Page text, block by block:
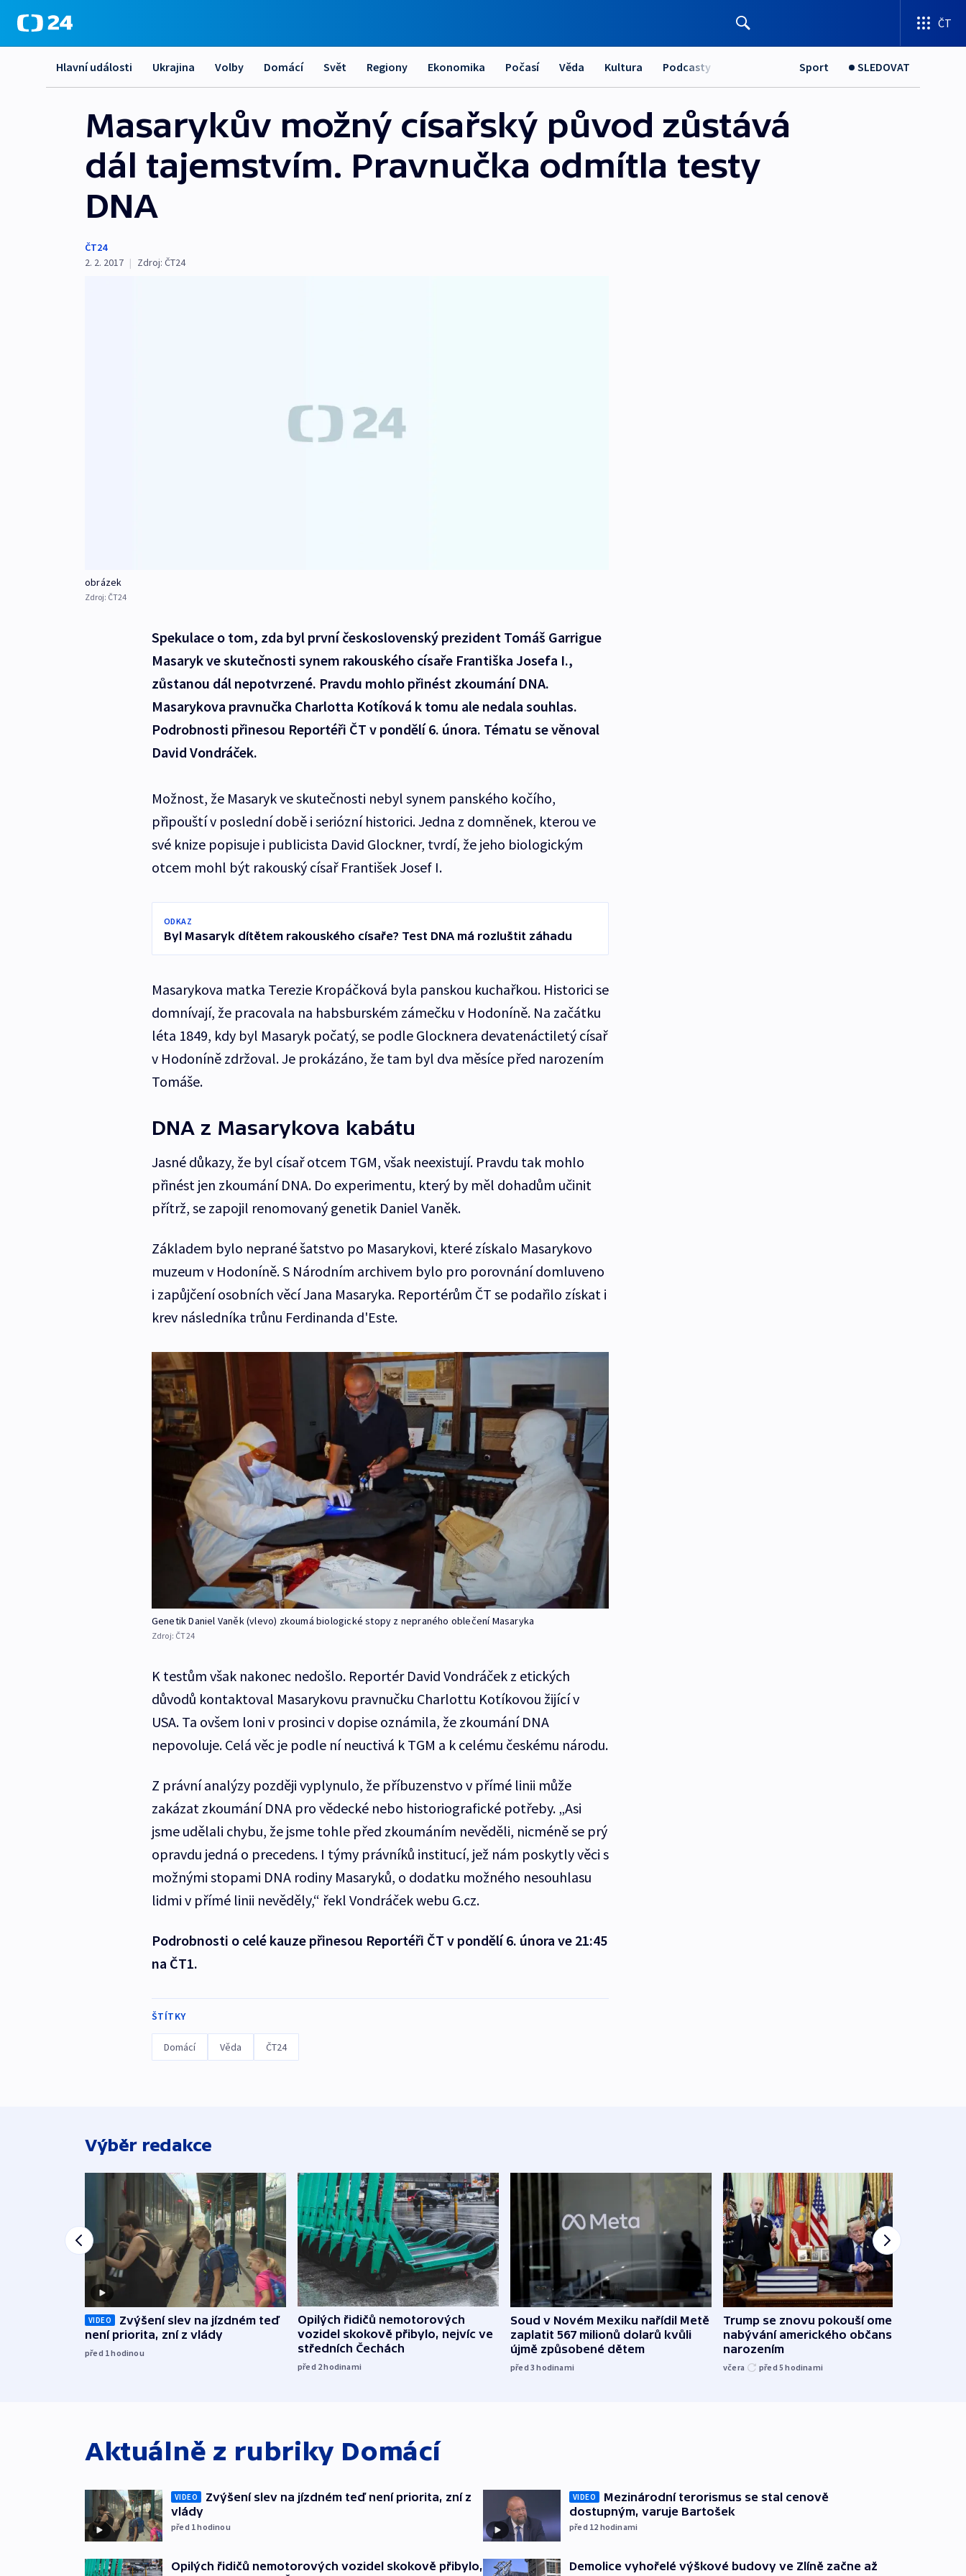
ČT
Hlavní události Ukrajina Volby Domácí Svět Regiony Ekonomika Počasí Věda Kultura Podcasty Sport SLEDOVAT
Masarykův možný císařský původ zůstává
dál tajemstvím. Pravnučka odmítla testy
DNA
ČT24
2. 2. 2017 | Zdroj: ČT24
obrázek
Zdroj: ČT24
Spekulace o tom, zda byl první československý prezident Tomáš Garrigue
Masaryk ve skutečnosti synem rakouského císaře Františka Josefa I.,
zůstanou dál nepotvrzené. Pravdu mohlo přinést zkoumání DNA.
Masarykova pravnučka Charlotta Kotíková k tomu ale nedala souhlas.
Podrobnosti přinesou Reportéři ČT v pondělí 6. února. Tématu se věnoval
David Vondráček.
Možnost, že Masaryk ve skutečnosti nebyl synem panského kočího,
připouští v poslední době i seriózní historici. Jedna z domněnek, kterou ve
své knize popisuje i publicista David Glockner, tvrdí, že jeho biologickým
otcem mohl být rakouský císař František Josef I.
ODKAZ
Byl Masaryk dítětem rakouského císaře? Test DNA má rozluštit záhadu
Masarykova matka Terezie Kropáčková byla panskou kuchařkou. Historici se
domnívají, že pracovala na habsburském zámečku v Hodoníně. Na začátku
léta 1849, kdy byl Masaryk počatý, se podle Glocknera devatenáctiletý císař
v Hodoníně zdržoval. Je prokázáno, že tam byl dva měsíce před narozením
Tomáše.
DNA z Masarykova kabátu
Jasné důkazy, že byl císař otcem TGM, však neexistují. Pravdu tak mohlo
přinést jen zkoumání DNA. Do experimentu, který by měl dohadům učinit
přítrž, se zapojil renomovaný genetik Daniel Vaněk.
Základem bylo neprané šatstvo po Masarykovi, které získalo Masarykovo
muzeum v Hodoníně. S Národním archivem bylo pro porovnání domluveno
i zapůjčení osobních věcí Jana Masaryka. Reportérům ČT se podařilo získat i
krev následníka trůnu Ferdinanda d'Este.
Genetik Daniel Vaněk (vlevo) zkoumá biologické stopy z nepraného oblečení Masaryka
Zdroj: ČT24
K testům však nakonec nedošlo. Reportér David Vondráček z etických
důvodů kontaktoval Masarykovu pravnučku Charlottu Kotíkovou žijící v
USA. Ta ovšem loni v prosinci v dopise oznámila, že zkoumání DNA
nepovoluje. Celá věc je podle ní neuctivá k TGM a k celému českému národu.
Z právní analýzy později vyplynulo, že příbuzenstvo v přímé linii může
zakázat zkoumání DNA pro vědecké nebo historiografické potřeby. „Asi
jsme udělali chybu, že jsme tohle před zkoumáním nevěděli, nicméně se prý
opravdu jedná o precedens. I týmy právníků institucí, jež nám poskytly věci s
možnými stopami DNA rodiny Masaryků, o dodatku možného nesouhlasu
lidmi v přímé linii nevěděly,“ řekl Vondráček webu G.cz.
Podrobnosti o celé kauze přinesou Reportéři ČT v pondělí 6. února ve 21:45
na ČT1.
ŠTÍTKY
Domácí Věda ČT24
Výběr redakce
VIDEO
Zvýšení slev na jízdném teď
není priorita, zní z vlády
před 1hodinou
Opilých řidičů nemotorových
vozidel skokově přibylo, nejvíc ve
středních Čechách
před 2hodinami
Soud v Novém Mexiku nařídil Metě
zaplatit 567 milionů dolarů kvůli
újmě způsobené dětem
před 3hodinami
Trump se znovu pokouší omezit
nabývání amerického občanství
narozením
včera před 5hodinami
Aktuálně z rubriky Domácí
VIDEO
Zvýšení slev na jízdném teď není priorita, zní z
vlády
před 1hodinou
Opilých řidičů nemotorových vozidel skokově přibylo,
VIDEO
Mezinárodní terorismus se stal cenově
dostupným, varuje Bartošek
před 12 hodinami
Demolice vyhořelé výškové budovy ve Zlíně začne až